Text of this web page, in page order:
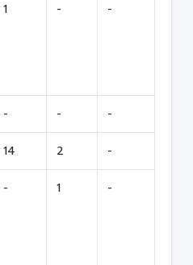
1 - -
- - -
14 2 -
- 1 -